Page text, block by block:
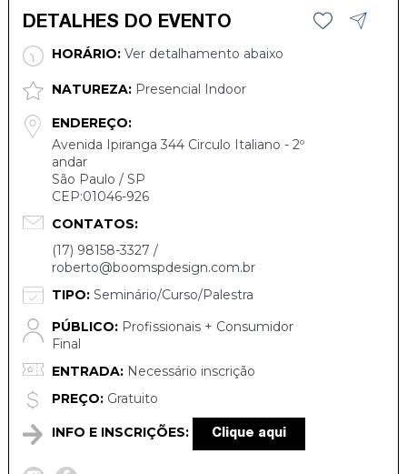
DETALHES DO EVENTO
HORÁRIO:Ver detalhamento abaixo
NATUREZA:Presencial Indoor
ENDEREÇO:
Avenida Ipiranga 344 Circulo Italiano - 2º
andar
São Paulo / SP
CEP:01046-926
CONTATOS:
(17) 98158-3327 /
roberto@boomspdesign.com.br
TIPO:Seminário/Curso/Palestra
PÚBLICO:Profissionais + Consumidor
Final
ENTRADA:Necessário inscrição
PREÇO:Gratuito
INFO E INSCRIÇÕES: Clique aqui